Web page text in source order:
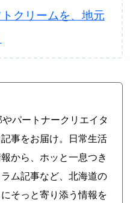
クリームを、地元
やパートナークリエイタ
事をお届け。日常生活
から、ホッと一息つき
ム記事など、北海道の
そっと寄り添う情報を